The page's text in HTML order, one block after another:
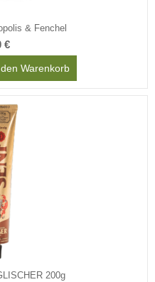
& Fenchel
€
Warenkorb
200g